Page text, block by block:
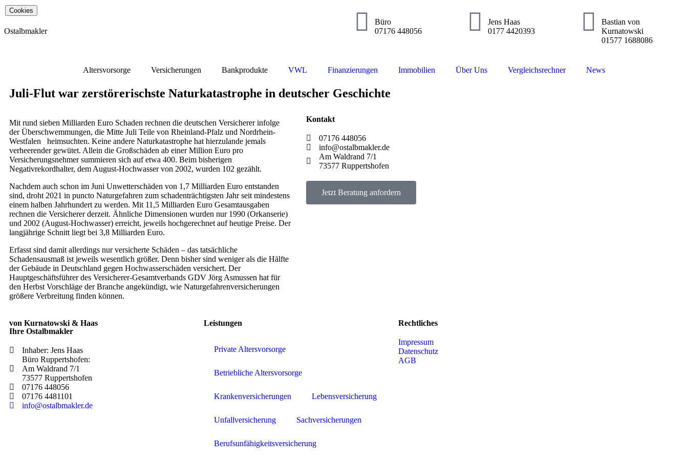
Ostalb­makler
Büro
07176 448056
Jens Haas
0177 4420393
Bastian von
Kurnatowski
01577 1688086
Altersvorsorge Versicherungen Bankprodukte VWL Finanzierungen Immobilien Über Uns Vergleichsrechner News
Juli-Flut war zerstörerischste Naturkatastrophe in deutscher Geschichte
Mit rund sieben Milliarden Euro Schaden rechnen die deutschen Versicherer infolge
der Überschwemmungen, die Mitte Juli Teile von Rheinland-Pfalz und Nordrhein-
Westfalen heimsuchten. Keine andere Naturkatastrophe hat hierzulande jemals
verheerender gewütet. Allein die Großschäden ab einer Million Euro pro
Versicherungsnehmer summieren sich auf etwa 400. Beim bisherigen
Negativrekordhalter, dem August-Hochwasser von 2002, wurden 102 gezählt.
Nachdem auch schon im Juni Unwetterschäden von 1,7 Milliarden Euro entstanden
sind, droht 2021 in puncto Naturgefahren zum schadenträchtigsten Jahr seit mindestens
einem halben Jahrhundert zu werden. Mit 11,5 Milliarden Euro Gesamtausgaben
rechnen die Versicherer derzeit. Ähnliche Dimensionen wurden nur 1990 (Orkanserie)
und 2002 (August-Hochwasser) erreicht, jeweils hochgerechnet auf heutige Preise. Der
langjährige Schnitt liegt bei 3,8 Milliarden Euro.
Erfasst sind damit allerdings nur versicherte Schäden – das tatsächliche
Schadensausmaß ist jeweils wesentlich größer. Denn bisher sind weniger als die Hälfte
der Gebäude in Deutschland gegen Hochwasserschäden versichert. Der
Hauptgeschäftsführer des Versicherer-Gesamtverbands GDV Jörg Asmussen hat für
den Herbst Vorschläge der Branche angekündigt, wie Naturgefahrenversicherungen
größere Verbreitung finden können.
Kontakt
07176 448056
info@ostalbmakler.de
Am Waldrand 7/1
73577 Ruppertshofen
Jetzt Beratung anfordern
von Kurnatowski & Haas
Ihre Ostalbmakler
Inhaber: Jens Haas
Büro Ruppertshofen:
Am Waldrand 7/1
73577 Ruppertshofen
07176 448056
07176 4481101
info@ostalbmakler.de
Leistungen
Private Altersvorsorge
Betriebliche Altersvorsorge
Krankenversicherungen Lebensversicherung
Unfallversicherung Sachversicherungen
Berufsunfähigkeitsversicherung
Rechtliches
Impressum
Datenschutz
AGB
Cookies